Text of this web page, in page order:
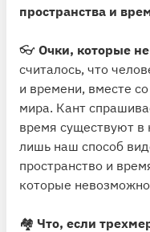
пространства и
👓 Очки, которые
считалось, что
и времени, вместе
мира. Кант
время существуют в
лишь наш способ
пространство и
которые невозможно
🏘 Что, если